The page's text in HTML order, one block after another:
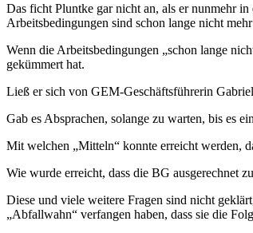
Das ficht Pluntke gar nicht an, als er nunmehr
Arbeitsbedingungen sind schon lange nicht
Wenn die Arbeitsbedingungen „schon lange
gekümmert hat.
Ließ er sich von GEM-Geschäftsführerin
Gab es Absprachen, solange zu warten, bis es
Mit welchen „Mitteln“ konnte erreicht werden,
Wie wurde erreicht, dass die BG ausgerechnet
Diese und viele weitere Fragen sind nicht
„Abfallwahn“ verfangen haben, dass sie die